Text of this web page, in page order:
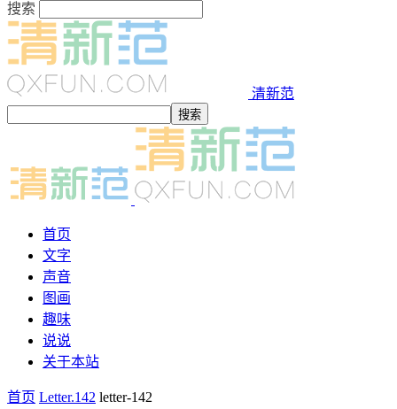
搜索
清新范
首页
文字
声音
图画
趣味
说说
关于本站
首页 Letter.142 letter-142